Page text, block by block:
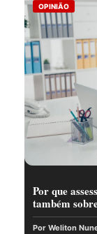
OPINIÃO
Por que
também
Por Weliton